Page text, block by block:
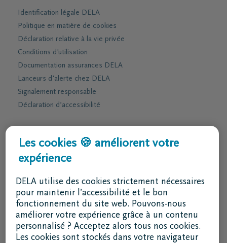
Identification légale DELA
Politique en matière de cookies
Déclaration relative à la vie privée
Conditions d'utilisation
Documentation assurances DELA
Lanceurs d'alerte chez DELA
Signalement responsable
Déclaration d’accessibilité
Services & contact
J'ai une question
Je souhaite une brochure par la poste
02 800 87 87
lu - ve 8h30 - 17h
Les cookies 🍪 améliorent votre
expérience
DELA utilise des cookies strictement nécessaires
pour maintenir l’accessibilité et le bon
fonctionnement du site web. Pouvons-nous
améliorer votre expérience grâce à un contenu
personnalisé ? Acceptez alors tous nos cookies.
Les cookies sont stockés dans votre navigateur